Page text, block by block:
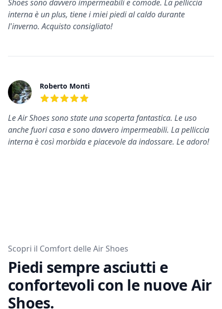
Shoes sono davvero impermeabili e comode. La pelliccia
interna è un plus, tiene i miei piedi al caldo durante
l'inverno. Acquisto consigliato!
Roberto Monti
Le Air Shoes sono state una scoperta fantastica. Le uso
anche fuori casa e sono davvero impermeabili. La pelliccia
interna è così morbida e piacevole da indossare. Le adoro!
Scopri il Comfort delle Air Shoes
Piedi sempre asciutti e
confortevoli con le nuove Air
Shoes.